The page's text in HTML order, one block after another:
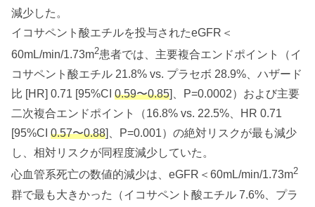
減少した。
イコサペント酸エチルを投与されたeGFR＜
60mL/min/1.73m2患者では、主要複合エンドポイント（イ
コサペント酸エチル 21.8% vs. プラセボ 28.9%、ハザード
比 [HR] 0.71 [95%CI 0.59〜0.85]、P=0.0002）および主要
二次複合エンドポイント（16.8% vs. 22.5%、HR 0.71
[95%CI 0.57〜0.88]、P=0.001）の絶対リスクが最も減少
し、相対リスクが同程度減少していた。
心血管系死亡の数値的減少は、eGFR＜60mL/min/1.73m2
群で最も大きかった（イコサペント酸エチル 7.6%、プラ